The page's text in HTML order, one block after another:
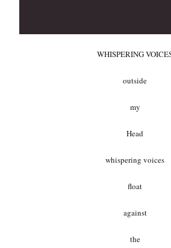
WHISPERING
outside
my
Head
whispering voices
float
against
the